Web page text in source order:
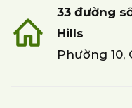
33 đường
Hills
Phường 10,